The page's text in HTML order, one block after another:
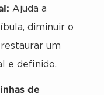
Ajuda a
diminuir o
um
e definido.
de